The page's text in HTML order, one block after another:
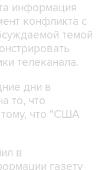
информация
конфликта с
темой
телеканала.
дни в
то, что
что "США
в
газету